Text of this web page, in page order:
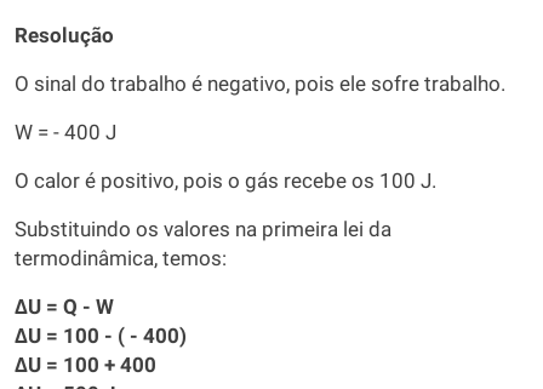
Resolução
O sinal do trabalho é negativo, pois ele sofre trabalho.
W = - 400 J
O calor é positivo, pois o gás recebe os 100 J.
Substituindo os valores na primeira lei da
termodinâmica, temos:
ΔU = Q - W
ΔU = 100 - ( - 400)
ΔU = 100 + 400